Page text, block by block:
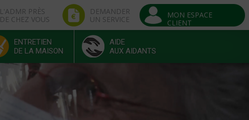
L'ADMR PRÈS
DE CHEZ VOUS
DEMANDER
UN SERVICE
MON ESPACE
CLIENT
ENTRETIEN
DE LA MAISON
AIDE
AUX AIDANTS